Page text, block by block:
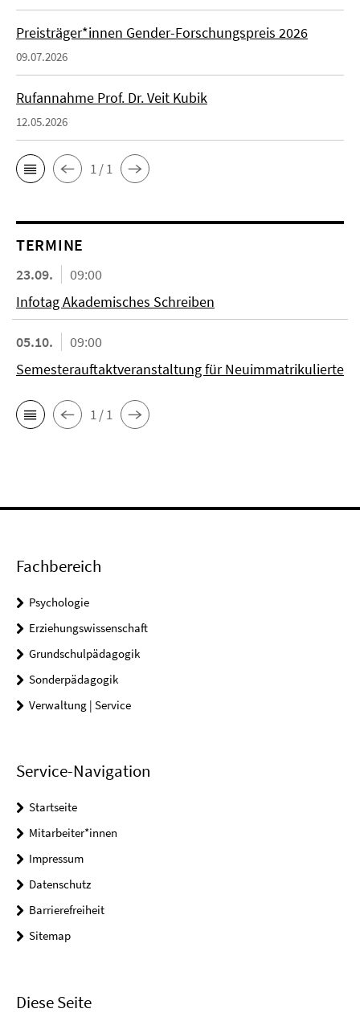
Preisträger*innen Gender-Forschungspreis 2026
09.07.2026
Rufannahme Prof. Dr. Veit Kubik
12.05.2026
1 / 1
TERMINE
23.09.
09:00
Infotag Akademisches Schreiben
05.10.
09:00
Semesterauftaktveranstaltung für Neuimmatrikulierte
1 / 1
Fachbereich
Psychologie
Erziehungswissenschaft
Grundschulpädagogik
Sonderpädagogik
Verwaltung | Service
Service-Navigation
Startseite
Mitarbeiter*innen
Impressum
Datenschutz
Barrierefreiheit
Sitemap
Diese Seite